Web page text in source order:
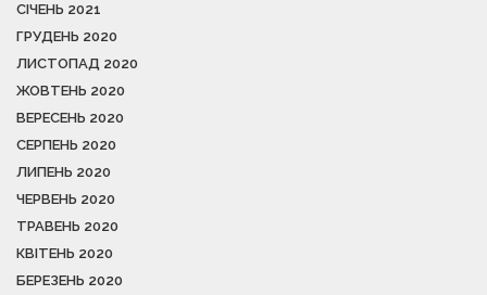
СІЧЕНЬ 2021
ГРУДЕНЬ 2020
ЛИСТОПАД 2020
ЖОВТЕНЬ 2020
ВЕРЕСЕНЬ 2020
СЕРПЕНЬ 2020
ЛИПЕНЬ 2020
ЧЕРВЕНЬ 2020
ТРАВЕНЬ 2020
КВІТЕНЬ 2020
БЕРЕЗЕНЬ 2020